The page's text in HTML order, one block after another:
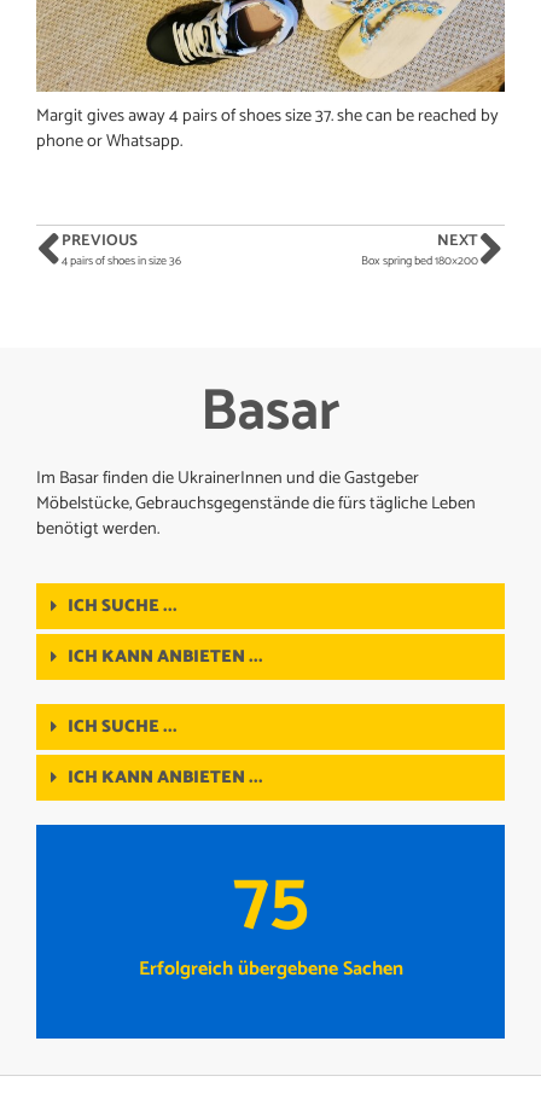
Margit gives away 4 pairs of shoes size 37. she can be reached by
phone or Whatsapp.
PREVIOUS
4 pairs of shoes in size 36
NEXT
Box spring bed 180×200
Basar
Im Basar finden die UkrainerInnen und die Gastgeber
Möbelstücke, Gebrauchsgegenstände die fürs tägliche Leben
benötigt werden.
ICH SUCHE ...
ICH KANN ANBIETEN ...
ICH SUCHE ...
ICH KANN ANBIETEN ...
Erfolgreich übergebene Sachen
75